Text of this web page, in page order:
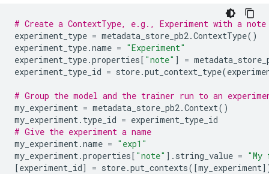
# Create a ContextType, e.g., Experiment with a
experiment_type = metadata_store_pb2.ContextType()
experiment_type.name = "Experiment"
experiment_type.properties[ "note" ] =
experiment_type_id = store.put_context_type(
# Group the model and the trainer run to an
my_experiment = metadata_store_pb2.Context()
my_experiment. type_id = experiment_type_id
# Give the experiment a name
my_experiment.name = "exp1"
my_experiment.properties[ "note" ] . string_value =
[experiment_id] = store.put_contexts([my_experiment